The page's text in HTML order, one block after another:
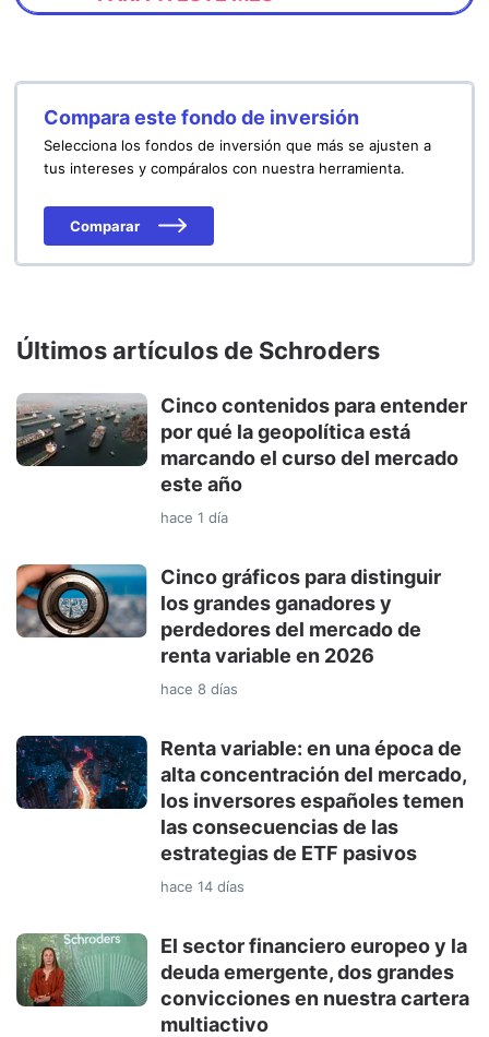
Compara este fondo de inversión
Selecciona los fondos de inversión que más se ajusten a
tus intereses y compáralos con nuestra herramienta.
Comparar
Últimos artículos de Schroders
Cinco contenidos para entender
por qué la geopolítica está
marcando el curso del mercado
este año
hace 1 día
Cinco gráficos para distinguir
los grandes ganadores y
perdedores del mercado de
renta variable en 2026
hace 8 días
Renta variable: en una época de
alta concentración del mercado,
los inversores españoles temen
las consecuencias de las
estrategias de ETF pasivos
hace 14 días
El sector financiero europeo y la
deuda emergente, dos grandes
convicciones en nuestra cartera
multiactivo